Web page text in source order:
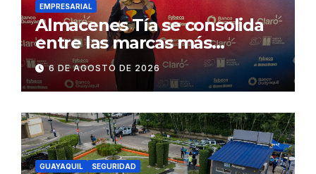
EMPRESARIAL
Almacenes Tía se consolida
entre las marcas más
influyentes del Ecuador
6 DE AGOSTO DE 2026
GUAYAQUIL SEGURIDAD